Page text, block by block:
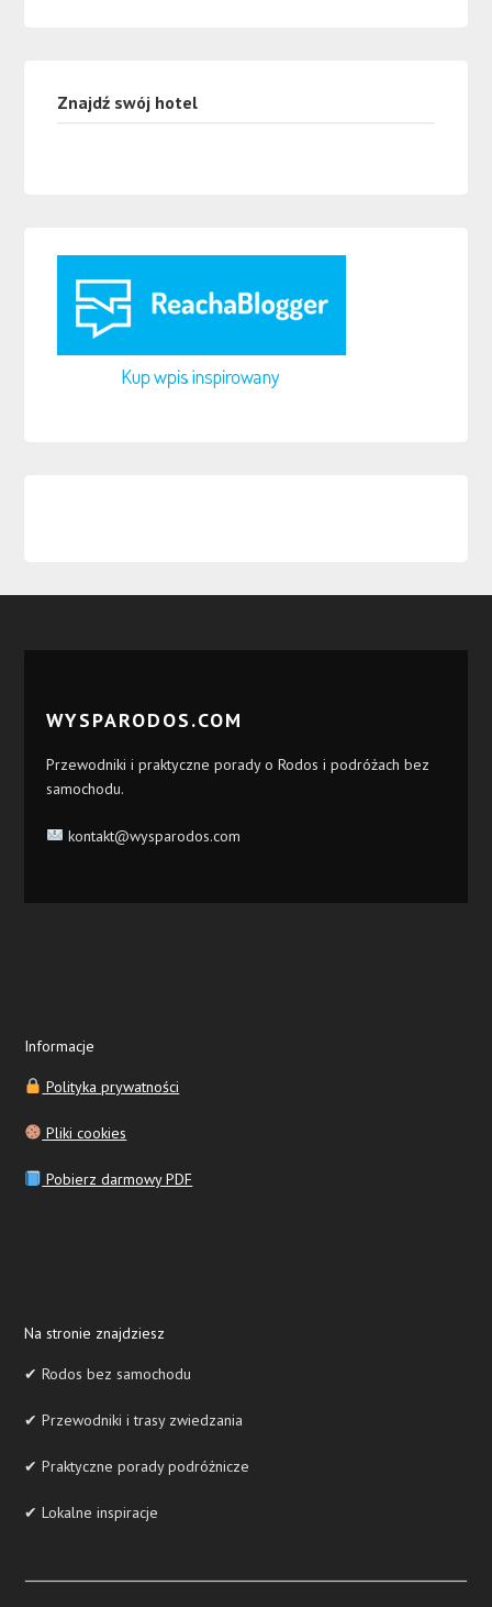
Znajdź swój hotel
WYSPARODOS.COM
Przewodniki i praktyczne porady o Rodos i podróżach bez
samochodu.
kontakt@wysparodos.com
Informacje
Polityka prywatności
Pliki cookies
Pobierz darmowy PDF
Na stronie znajdziesz
✔ Rodos bez samochodu
✔ Przewodniki i trasy zwiedzania
✔ Praktyczne porady podróżnicze
✔ Lokalne inspiracje